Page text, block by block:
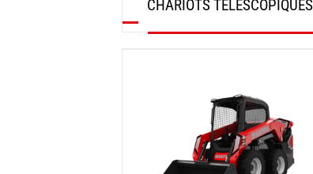
CHARIOTS TÉLESCOPIQUES